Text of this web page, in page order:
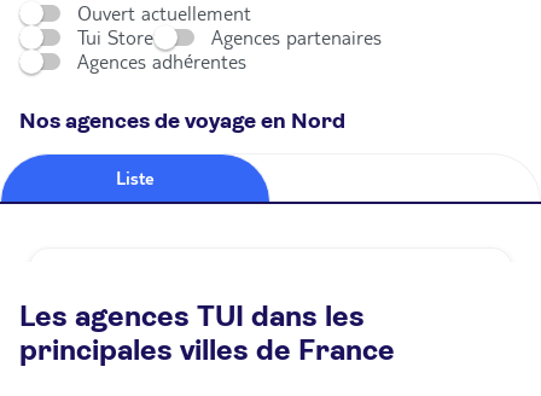
Ouvert actuellement
Tui Store
Agences partenaires
Agences adhérentes
Nos agences de voyage en Nord
Liste
Carte
Fermé.Ouvre demain à 09:30
59 rue Du Faubourg Des Postes 59000 Lille
Les agences TUI dans les
principales villes de France